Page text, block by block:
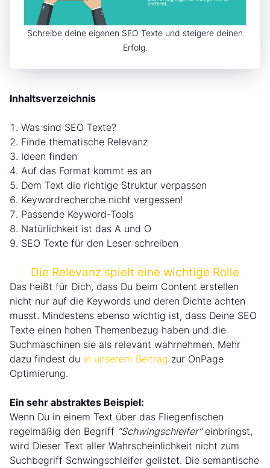
Schreibe deine eigenen SEO Texte und steigere deinen
Erfolg.
Inhaltsverzeichnis
Was sind SEO Texte?
Finde thematische Relevanz
Ideen finden
Auf das Format kommt es an
Dem Text die richtige Struktur verpassen
Keywordrecherche nicht vergessen!
Passende Keyword-Tools
Natürlichkeit ist das A und O
SEO Texte für den Leser schreiben
Die Relevanz spielt eine wichtige Rolle
Das heißt für Dich, dass Du beim Content erstellen
nicht nur auf die Keywords und deren Dichte achten
musst. Mindestens ebenso wichtig ist, dass Deine SEO
Texte einen hohen Themenbezug haben und die
Suchmaschinen sie als relevant wahrnehmen. Mehr
dazu findest du in unserem Beitrag zur OnPage
Optimierung.
Ein sehr abstraktes Beispiel:
Wenn Du in einem Text über das Fliegenfischen
regelmäßig den Begriff "Schwingschleifer"einbringst,
wird Dieser Text aller Wahrscheinlichkeit nicht zum
Suchbegriff Schwingschleifer gelistet. Die semantische